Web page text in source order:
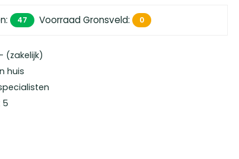
: 47 Voorraad Gronsveld: 0
(zakelijk)
huis
5